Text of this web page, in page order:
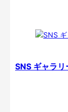
SNS ギャラリ